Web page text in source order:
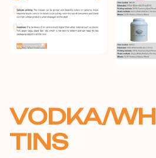
VODKA/
TINS